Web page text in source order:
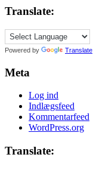
2005,
måned
Translate:
Powered by Translate
Meta
Log ind
Indlægsfeed
Kommentarfeed
WordPress.org
Translate: